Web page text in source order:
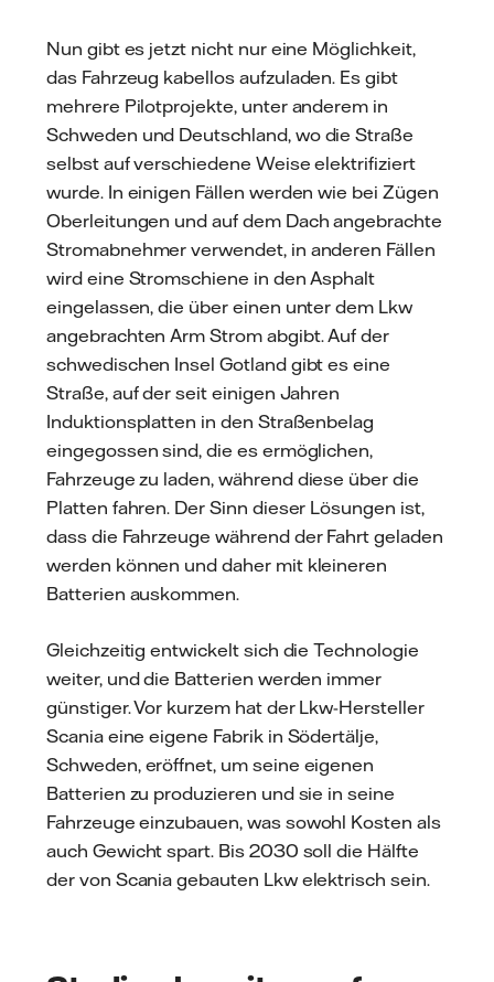
Nun gibt es jetzt nicht nur eine Möglichkeit,
das Fahrzeug kabellos aufzuladen. Es gibt
mehrere Pilotprojekte, unter anderem in
Schweden und Deutschland, wo die Straße
selbst auf verschiedene Weise elektrifiziert
wurde. In einigen Fällen werden wie bei Zügen
Oberleitungen und auf dem Dach angebrachte
Stromabnehmer verwendet, in anderen Fällen
wird eine Stromschiene in den Asphalt
eingelassen, die über einen unter dem Lkw
angebrachten Arm Strom abgibt. Auf der
schwedischen Insel Gotland gibt es eine
Straße, auf der seit einigen Jahren
Induktionsplatten in den Straßenbelag
eingegossen sind, die es ermöglichen,
Fahrzeuge zu laden, während diese über die
Platten fahren. Der Sinn dieser Lösungen ist,
dass die Fahrzeuge während der Fahrt geladen
werden können und daher mit kleineren
Batterien auskommen.
Gleichzeitig entwickelt sich die Technologie
weiter, und die Batterien werden immer
günstiger. Vor kurzem hat der Lkw-Hersteller
Scania eine eigene Fabrik in Södertälje,
Schweden, eröffnet, um seine eigenen
Batterien zu produzieren und sie in seine
Fahrzeuge einzubauen, was sowohl Kosten als
auch Gewicht spart. Bis 2030 soll die Hälfte
der von Scania gebauten Lkw elektrisch sein.